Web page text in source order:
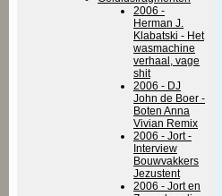
2006 -
Herman J.
Klabatski - Het
wasmachine
verhaal, vage
shit
2006 - DJ
John de Boer -
Boten Anna
Vivian Remix
2006 - Jort -
Interview
Bouwvakkers
Jezustent
2006 - Jort en